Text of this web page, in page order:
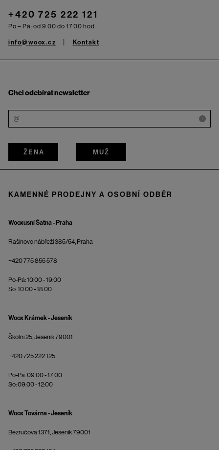
+420 725 222 121
Po – Pá: od 9.00 do 17.00 hod.
info@woox.cz Kontakt
Chci odebírat newsletter
i
ŽENA MUŽ
KAMENNÉ PRODEJNY A OSOBNÍ ODBĚR
Wooxusní Šatna - Praha
Rašínovo nábřeží 385/54, Praha
+420 775 855 578
Po-Pá: 10:00 - 19:00
So: 10:00 - 18:00
Woox Krámek - Jeseník
Školní 25, Jeseník 79001
+420 725 222 125
Po-Pá: 09:00 - 17:00
So: 09:00 - 12:00
Woox Továrna - Jeseník
Bezručova 1371, Jeseník 79001